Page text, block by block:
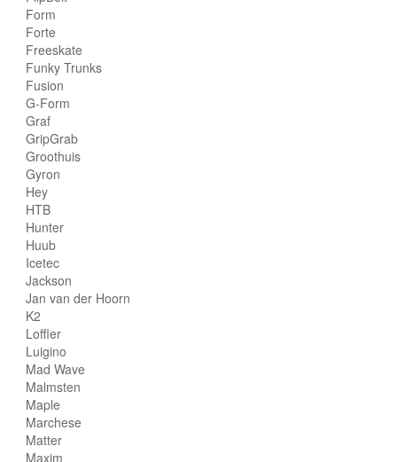
Form
Forte
Freeskate
Funky Trunks
Fusion
G-Form
Graf
GripGrab
Groothuis
Gyron
Hey
HTB
Hunter
Huub
Icetec
Jackson
Jan van der Hoorn
K2
Loffler
Luigino
Mad Wave
Malmsten
Maple
Marchese
Matter
Maxim